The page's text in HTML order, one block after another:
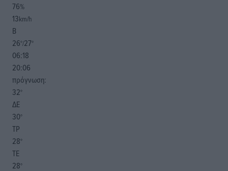
76%
13km/h
Β
26°/27°
06:18
20:06
πρόγνωση:
32°
ΔΕ
30°
ΤΡ
28°
ΤΕ
28°